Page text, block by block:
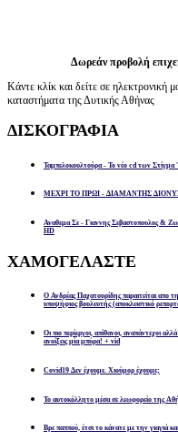
Δωρεάν προβολή
Κάντε κλίκ και δείτε σε ηλεκτρονική
καταστήματα της Δυτικής Αθήνας
ΔΙΣΚΟΓΡΑΦΙΑ
Ταμπελοκουλτούρα - Το νέο cd των
ΜΕΧΡΙ ΤΟ ΠΡΩΙ - ΔΙΑΜΑΝΤΗΣ
Αναθεμα Σε - Γιαννης Σεβαστοπουλος &
HD
ΧΑΜΟΓΕΛΑΣΤΕ
Ο Ανδρέας Παχατουρίδης παραιτείται απο
υποψήφιος βουλευτής (αποκλειστικό
Οι πιο περίεργοι, απίθανοι, αναπάντεχοι
ανοίξεις μία μπύρα! + vid
Covid19 Δεν έχουμε. Χιούμορ έχουμε;
Το αυτοκόλλητο μέσα σε λεωφορείο της
Βρε παππού, έτσι το κάνατε με την γιαγιά